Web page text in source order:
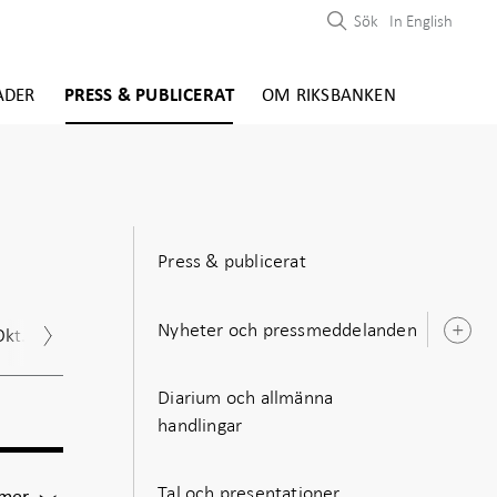
PRESS & PUBLICERAT OM RIKSBANKEN
Sök In English
Dec.
Press & publicerat
Nyheter och pressmeddelanden
Diarium och allmänna
handlingar